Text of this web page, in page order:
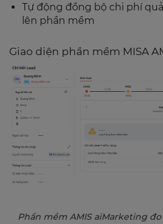
Tự động đồng bộ chi phí
lên phần mềm
Giao diện phần mềm MISA
Phần mềm AMIS aiMarketing